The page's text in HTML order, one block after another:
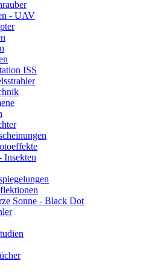
- UAV
ISS
Insekten
Sonne - Black Dot